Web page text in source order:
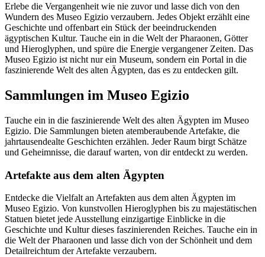
Erlebe die Vergangenheit wie nie zuvor und lasse dich von den
Wundern des Museo Egizio verzaubern. Jedes Objekt erzählt eine
Geschichte und offenbart ein Stück der beeindruckenden
ägyptischen Kultur. Tauche ein in die Welt der Pharaonen, Götter
und Hieroglyphen, und spüre die Energie vergangener Zeiten. Das
Museo Egizio ist nicht nur ein Museum, sondern ein Portal in die
faszinierende Welt des alten Ägypten, das es zu entdecken gilt.
Sammlungen im Museo Egizio
Tauche ein in die faszinierende Welt des alten Ägypten im Museo
Egizio. Die Sammlungen bieten atemberaubende Artefakte, die
jahrtausendealte Geschichten erzählen. Jeder Raum birgt Schätze
und Geheimnisse, die darauf warten, von dir entdeckt zu werden.
Artefakte aus dem alten Ägypten
Entdecke die Vielfalt an Artefakten aus dem alten Ägypten im
Museo Egizio. Von kunstvollen Hieroglyphen bis zu majestätischen
Statuen bietet jede Ausstellung einzigartige Einblicke in die
Geschichte und Kultur dieses faszinierenden Reiches. Tauche ein in
die Welt der Pharaonen und lasse dich von der Schönheit und dem
Detailreichtum der Artefakte verzaubern.